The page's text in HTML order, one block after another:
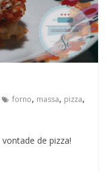
forno, massa, pizza,
de pizza!